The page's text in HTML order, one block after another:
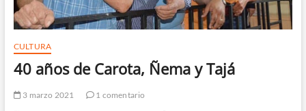
CULTURA
40 años de Carota, Ñema y Tajá
3 marzo 2021
1 comentario